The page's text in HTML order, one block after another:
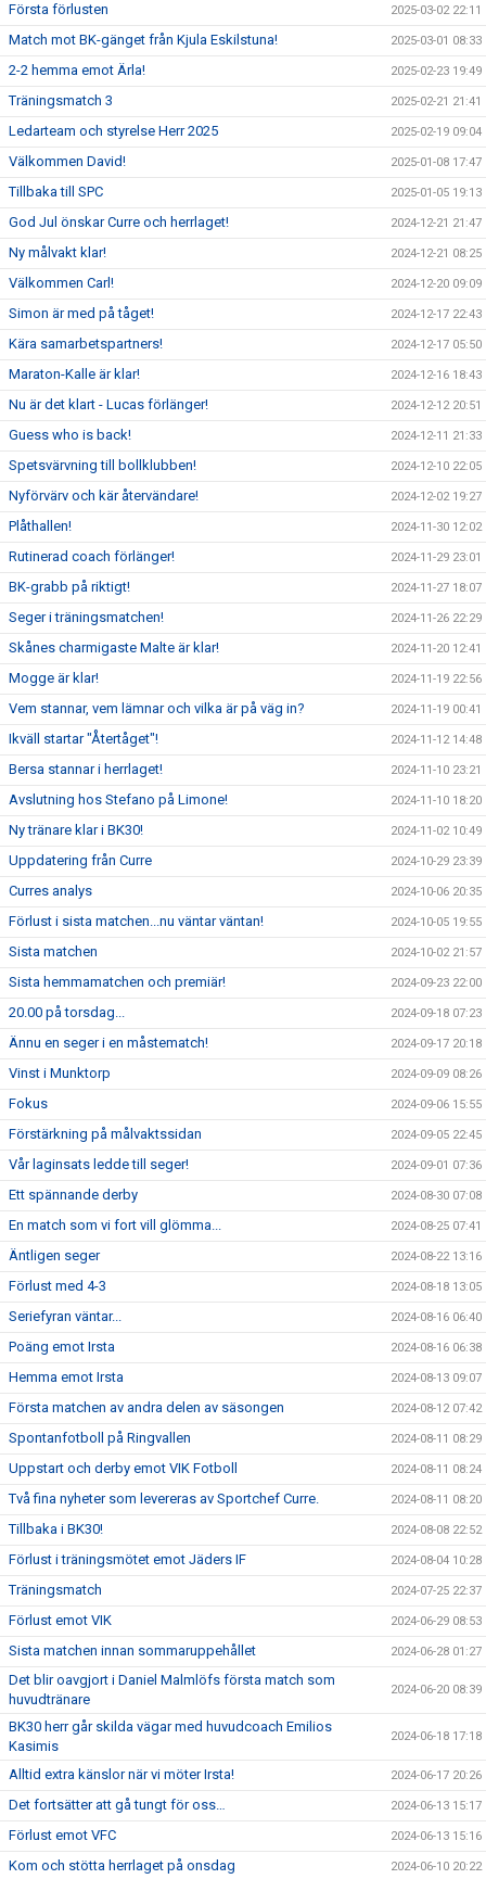
Första förlusten 2025-03-02 22:11
Match mot BK-gänget från Kjula Eskilstuna! 2025-03-01 08:33
2-2 hemma emot Ärla! 2025-02-23 19:49
Träningsmatch 3 2025-02-21 21:41
Ledarteam och styrelse Herr 2025 2025-02-19 09:04
Välkommen David! 2025-01-08 17:47
Tillbaka till SPC 2025-01-05 19:13
God Jul önskar Curre och herrlaget! 2024-12-21 21:47
Ny målvakt klar! 2024-12-21 08:25
Välkommen Carl! 2024-12-20 09:09
Simon är med på tåget! 2024-12-17 22:43
Kära samarbetspartners! 2024-12-17 05:50
Maraton-Kalle är klar! 2024-12-16 18:43
Nu är det klart - Lucas förlänger! 2024-12-12 20:51
Guess who is back! 2024-12-11 21:33
Spetsvärvning till bollklubben! 2024-12-10 22:05
Nyförvärv och kär återvändare! 2024-12-02 19:27
Plåthallen! 2024-11-30 12:02
Rutinerad coach förlänger! 2024-11-29 23:01
BK-grabb på riktigt! 2024-11-27 18:07
Seger i träningsmatchen! 2024-11-26 22:29
Skånes charmigaste Malte är klar! 2024-11-20 12:41
Mogge är klar! 2024-11-19 22:56
Vem stannar, vem lämnar och vilka är på väg in? 2024-11-19 00:41
Ikväll startar "Återtåget"! 2024-11-12 14:48
Bersa stannar i herrlaget! 2024-11-10 23:21
Avslutning hos Stefano på Limone! 2024-11-10 18:20
Ny tränare klar i BK30! 2024-11-02 10:49
Uppdatering från Curre 2024-10-29 23:39
Curres analys 2024-10-06 20:35
Förlust i sista matchen...nu väntar väntan! 2024-10-05 19:55
Sista matchen 2024-10-02 21:57
Sista hemmamatchen och premiär! 2024-09-23 22:00
20.00 på torsdag... 2024-09-18 07:23
Ännu en seger i en måstematch! 2024-09-17 20:18
Vinst i Munktorp 2024-09-09 08:26
Fokus 2024-09-06 15:55
Förstärkning på målvaktssidan 2024-09-05 22:45
Vår laginsats ledde till seger! 2024-09-01 07:36
Ett spännande derby 2024-08-30 07:08
En match som vi fort vill glömma... 2024-08-25 07:41
Äntligen seger 2024-08-22 13:16
Förlust med 4-3 2024-08-18 13:05
Seriefyran väntar... 2024-08-16 06:40
Poäng emot Irsta 2024-08-16 06:38
Hemma emot Irsta 2024-08-13 09:07
Första matchen av andra delen av säsongen 2024-08-12 07:42
Spontanfotboll på Ringvallen 2024-08-11 08:29
Uppstart och derby emot VIK Fotboll 2024-08-11 08:24
Två fina nyheter som levereras av Sportchef Curre. 2024-08-11 08:20
Tillbaka i BK30! 2024-08-08 22:52
Förlust i träningsmötet emot Jäders IF 2024-08-04 10:28
Träningsmatch 2024-07-25 22:37
Förlust emot VIK 2024-06-29 08:53
Sista matchen innan sommaruppehållet 2024-06-28 01:27
Det blir oavgjort i Daniel Malmlöfs första match som
huvudtränare
2024-06-20 08:39
BK30 herr går skilda vägar med huvudcoach Emilios
Kasimis
2024-06-18 17:18
Alltid extra känslor när vi möter Irsta! 2024-06-17 20:26
Det fortsätter att gå tungt för oss… 2024-06-13 15:17
Förlust emot VFC 2024-06-13 15:16
Kom och stötta herrlaget på onsdag 2024-06-10 20:22